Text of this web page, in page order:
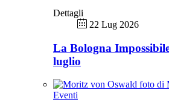
Dettagli
22 Lug 2026
La Bologna
luglio
Eventi